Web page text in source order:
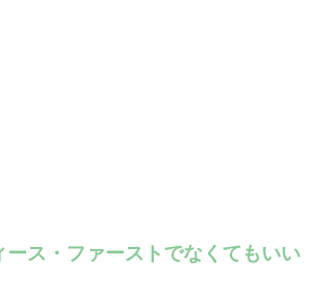
ース・ファーストでなくてもいい